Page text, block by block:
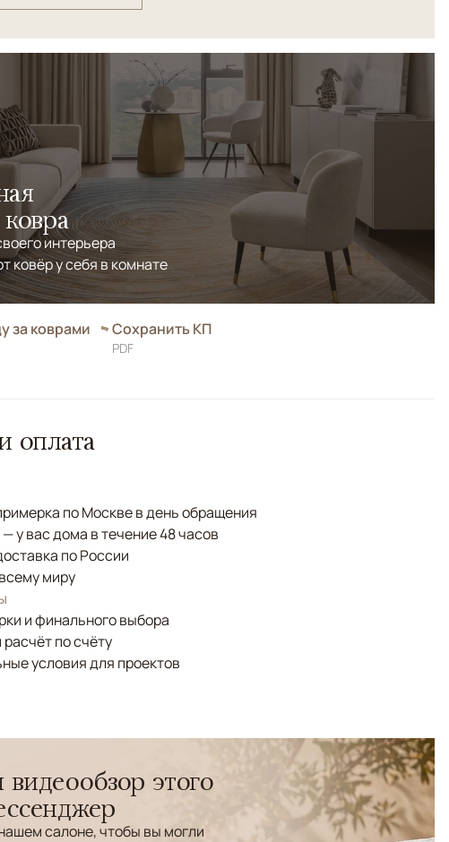
интерьера
ковёр у себя в комнате
за коврами Сохранить КП
PDF
оплата
по Москве в день обращения
у вас дома в течение 48 часов
по России
миру
и финального выбора
по счёту
условия для проектов
этого
салоне, чтобы вы могли